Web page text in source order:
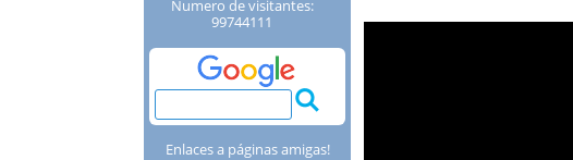
Numero de visitantes:
99744111
Enlaces a páginas amigas!